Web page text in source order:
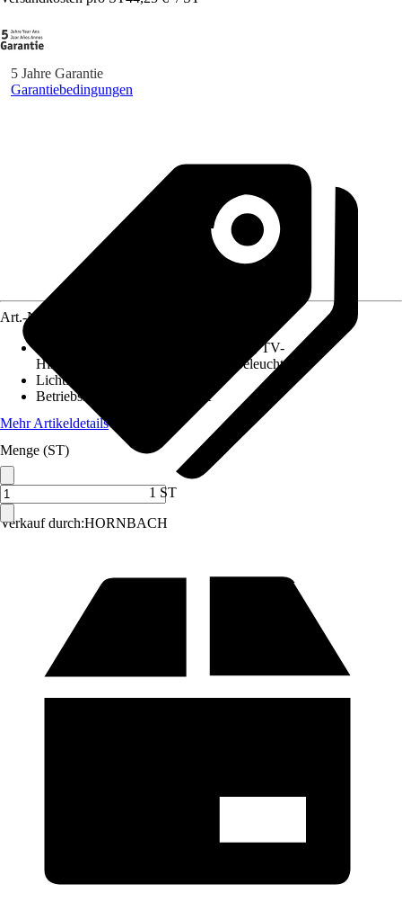
5 Jahre Garantie
Garantiebedingungen
Verkauf durch:HORNBACH
Art.-Nr.
Gamingraum, Partyraum, TV-
Hintergrundbeleuchtung, Ambientebeleuchtung
Lichtfarbe
Betriebsspannung
230/12 Volt
Mehr Artikeldetails
Menge (ST)
1 ST